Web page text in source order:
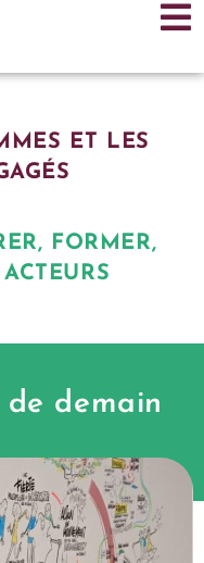
ET LES
FORMER,
de demain